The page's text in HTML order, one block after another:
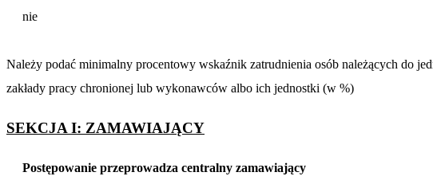
nie
Należy podać minimalny procentowy wskaźnik zatrudnienia osób należących do
zakłady pracy chronionej lub wykonawców albo ich jednostki (w %)
SEKCJA I: ZAMAWIAJĄCY
Postępowanie przeprowadza centralny zamawiający